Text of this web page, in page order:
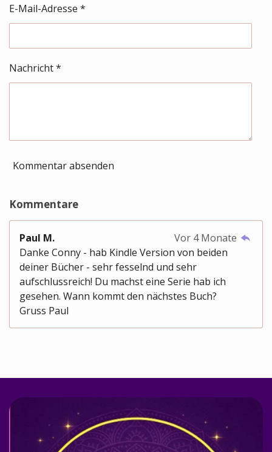
E-Mail-Adresse *
Nachricht *
Kommentar absenden
Kommentare
Paul M.
Vor 4 Monate
Danke Conny - hab Kindle Version von beiden
deiner Bücher - sehr fesselnd und sehr
aufschlussreich! Du machst eine Serie hab ich
gesehen. Wann kommt den nächstes Buch?
Gruss Paul